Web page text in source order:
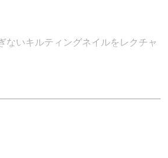
ないキルティングネイルをレクチャ